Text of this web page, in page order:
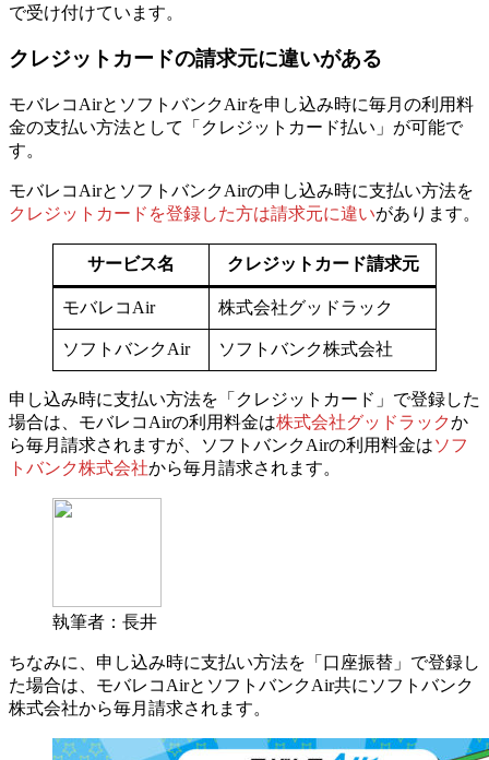
で受け付けています。
クレジットカードの請求元に違いがある
モバレコAirとソフトバンクAirを申し込み時に毎月の利用料
金の支払い方法として「クレジットカード払い」が可能で
す。
モバレコAirとソフトバンクAirの申し込み時に支払い方法を
クレジットカードを登録した方は請求元に違いがあります。
サービス名 クレジットカード請求元
モバレコAir 株式会社グッドラック
ソフトバンクAir ソフトバンク株式会社
申し込み時に支払い方法を「クレジットカード」で登録した
場合は、 モバレコAirの利用料金は株式会社グッドラックか
ら毎月請求されますが、 ソフトバンクAirの利用料金はソフ
トバンク株式会社から毎月請求されます。
執筆者：長井
ちなみに、申し込み時に支払い方法を「口座振替」で登録し
た場合は、モバレコAirとソフトバンクAir共にソフトバンク
株式会社から毎月請求されます。